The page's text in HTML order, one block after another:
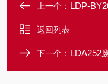
上一个： LDP-
返回列表
下一个： LDA252